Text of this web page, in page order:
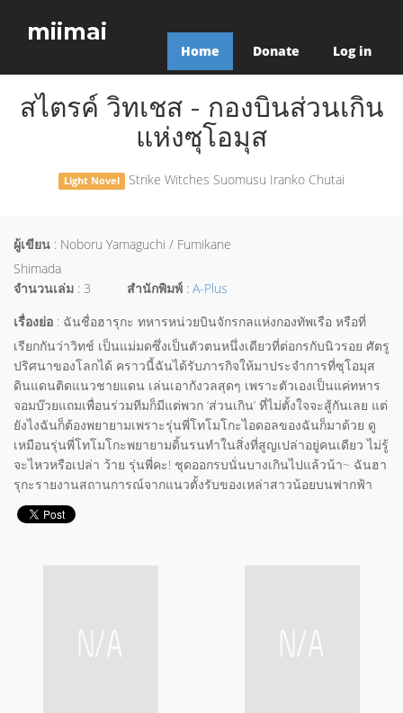
miimai
Home Donate Log in
สไตรค์ วิทเชส - กองบินส่วนเกิน
แห่งซุโอมุส
Light Novel Strike Witches Suomusu Iranko Chutai
ผู้เขียน : Noboru Yamaguchi / Fumikane
Shimada
จำนวนเล่ม : 3 สำนักพิมพ์ : A-Plus
เรื่องย่อ : ฉันชื่อฮารุกะ ทหารหน่วยบินจักรกลแห่งกองทัพเรือ หรือที่
เรียกกันว่าวิทช์ เป็นแม่มดซึ่งเป็นตัวตนหนึ่งเดียวที่ต่อกรกับนิวรอย ศัตรู
ปริศนาของโลกได้ คราวนี้ฉันได้รับภารกิจให้มาประจำการที่ซุโอมุส
ดินแดนติดแนวชายแดน เล่นเอากังวลสุดๆ เพราะตัวเองเป็นแค่ทหาร
จอมบ๊วยแถมเพื่อนร่วมทีมก็มีแต่พวก ‘ส่วนเกิน’ ที่ไม่ตั้งใจจะสู้กันเลย แต่
ยังไงฉันก็ต้องพยายามเพราะรุ่นพี่โทโมโกะไอดอลของฉันก็มาด้วย ดู
เหมือนรุ่นพี่โทโมโกะพยายามดิ้นรนทำในสิ่งที่สูญเปล่าอยู่คนเดียว ไม่รู้
จะไหวหรือเปล่า ว้าย รุ่นพี่คะ! ชุดออกรบนั่นบางเกินไปแล้วน้า~ ฉันฮา
รุกะรายงานสถานการณ์จากแนวตั้งรับของเหล่าสาวน้อยบนฟากฟ้า